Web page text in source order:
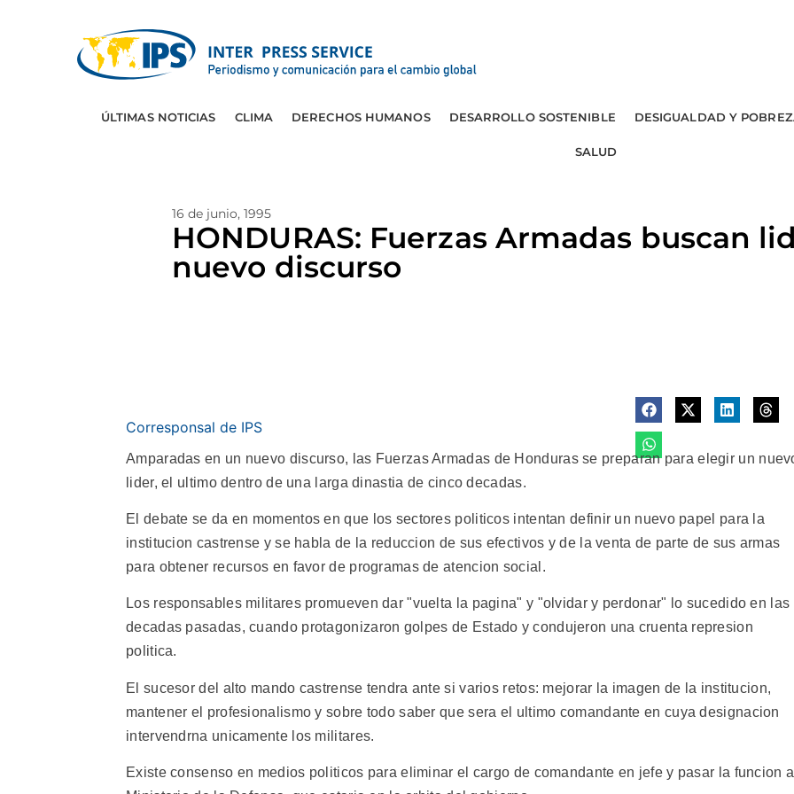
ÚLTIMAS NOTICIAS CLIMA DERECHOS HUMANOS DESARROLLO SOSTENIBLE DESIGUALDAD Y
SALUD
16 de junio, 1995
HONDURAS: Fuerzas Armadas buscan
nuevo discurso
Corresponsal de IPS
Amparadas en un nuevo discurso, las Fuerzas Armadas de Honduras se preparan para elegir un
lider, el ultimo dentro de una larga dinastia de cinco decadas.
El debate se da en momentos en que los sectores politicos intentan definir un nuevo papel para la
institucion castrense y se habla de la reduccion de sus efectivos y de la venta de parte de sus armas
para obtener recursos en favor de programas de atencion social.
Los responsables militares promueven dar "vuelta la pagina" y "olvidar y perdonar" lo sucedido en las
decadas pasadas, cuando protagonizaron golpes de Estado y condujeron una cruenta represion
politica.
El sucesor del alto mando castrense tendra ante si varios retos: mejorar la imagen de la institucion,
mantener el profesionalismo y sobre todo saber que sera el ultimo comandante en cuya designacion
intervendrna unicamente los militares.
Existe consenso en medios politicos para eliminar el cargo de comandante en jefe y pasar la funcion